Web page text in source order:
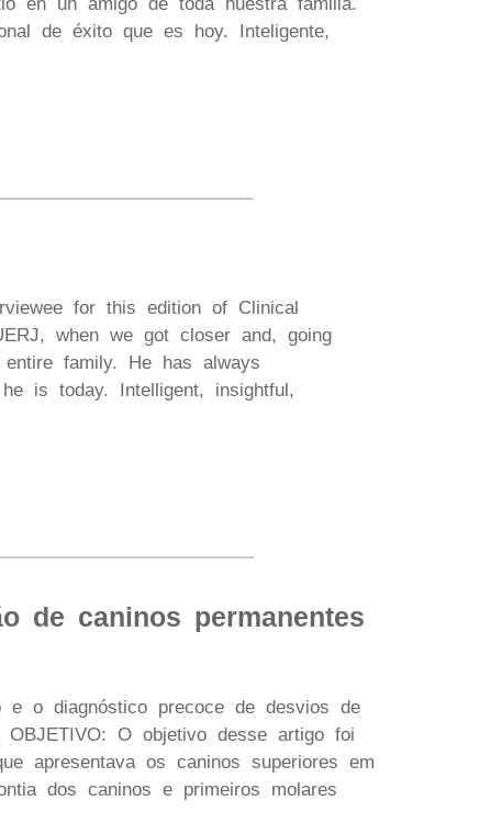
de éxito que es hoy. Inteligente,
for this edition of Clinical
when we got closer and, going
entire family. He has always
is today. Intelligent, insightful,
de caninos permanentes
e o diagnóstico precoce de desvios de
O objetivo desse artigo foi
apresentava os caninos superiores em
dos caninos e primeiros molares